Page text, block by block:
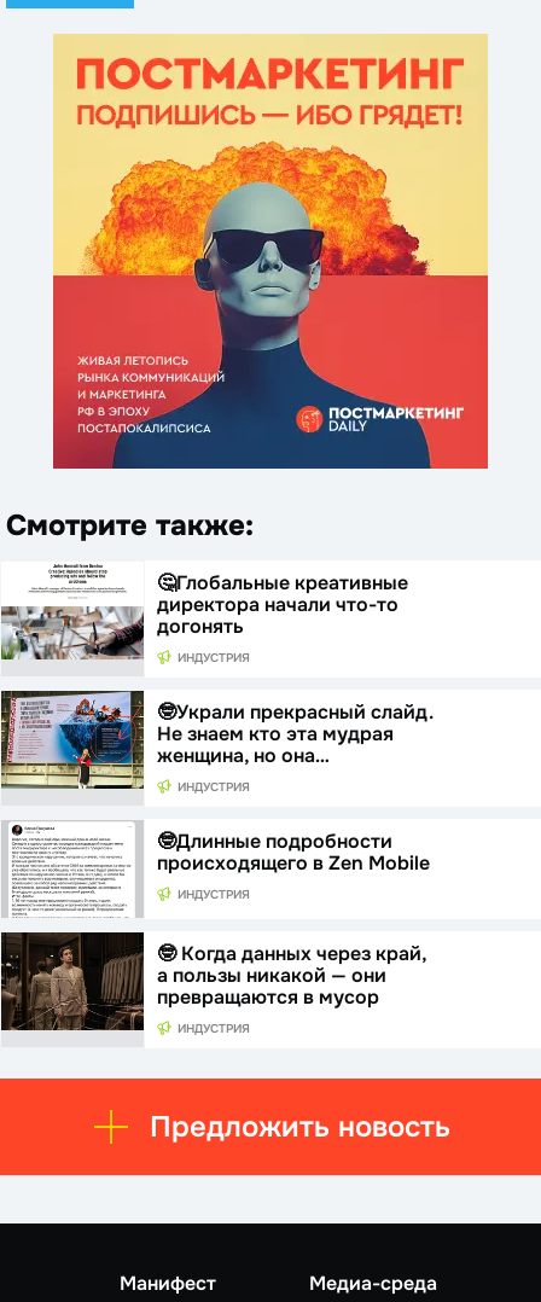
Смотрите также:
🤔Глобальные креативные
директора начали что-то
догонять
ИНДУСТРИЯ
🤓Украли прекрасный слайд.
Не знаем кто эта мудрая
женщина, но она…
ИНДУСТРИЯ
🤓Длинные подробности
происходящего в Zen Mobile
ИНДУСТРИЯ
🤓 Когда данных через край,
а пользы никакой — они
превращаются в мусор
ИНДУСТРИЯ
Предложить новость
Манифест Медиа-среда